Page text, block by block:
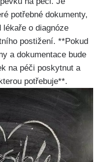
potřebné dokumenty,
o diagnóze
postižení. **Pokud
a dokumentace bude
na péči poskytnut a
potřebuje**.